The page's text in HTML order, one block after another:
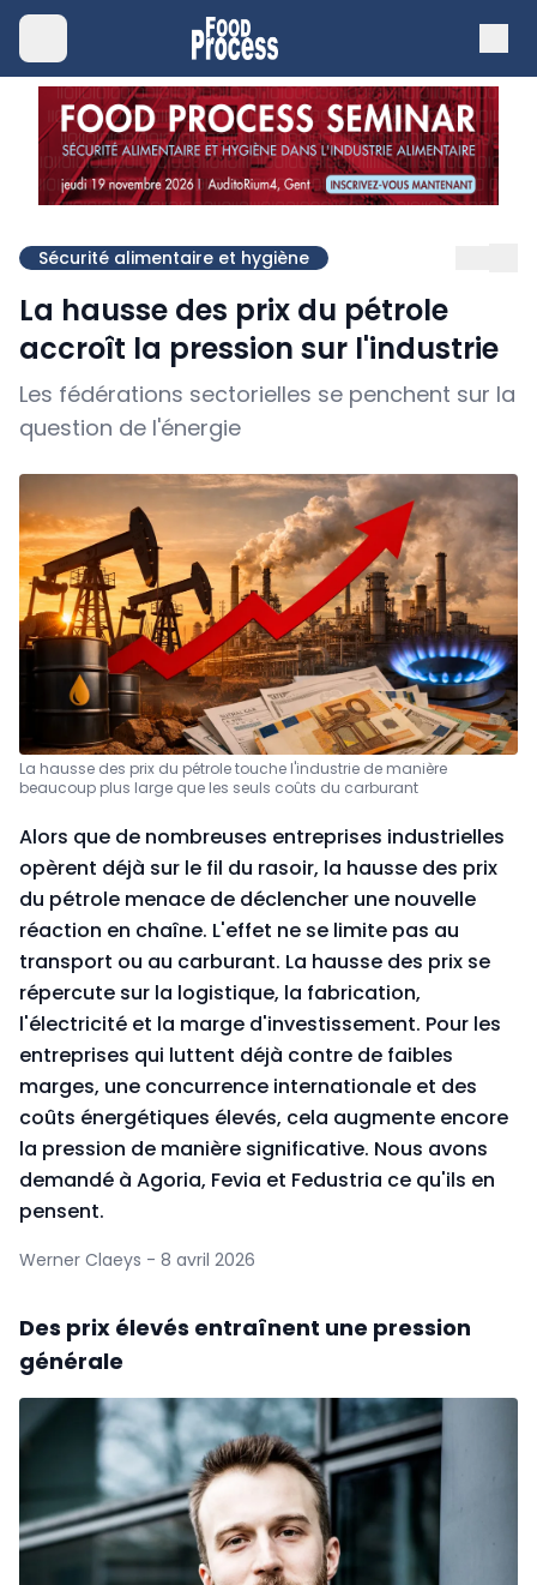
Sécurité alimentaire et hygiène
La hausse des prix du pétrole
accroît la pression sur l'industrie
Les fédérations sectorielles se penchent sur la
question de l'énergie
La hausse des prix du pétrole touche l'industrie de manière
beaucoup plus large que les seuls coûts du carburant
Alors que de nombreuses entreprises industrielles
opèrent déjà sur le fil du rasoir, la hausse des prix
du pétrole menace de déclencher une nouvelle
réaction en chaîne. L'effet ne se limite pas au
transport ou au carburant. La hausse des prix se
répercute sur la logistique, la fabrication,
l'électricité et la marge d'investissement. Pour les
entreprises qui luttent déjà contre de faibles
marges, une concurrence internationale et des
coûts énergétiques élevés, cela augmente encore
la pression de manière significative. Nous avons
demandé à Agoria, Fevia et Fedustria ce qu'ils en
pensent.
Werner Claeys - 8 avril 2026
Des prix élevés entraînent une pression
générale